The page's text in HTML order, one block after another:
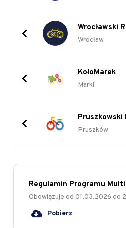
Wrocławski
Wrocław
KołoMarek
Marki
Pruszkowski
Pruszków
Regulamin Programu
Obowiązuje od 01.03.2026 do
Pobierz